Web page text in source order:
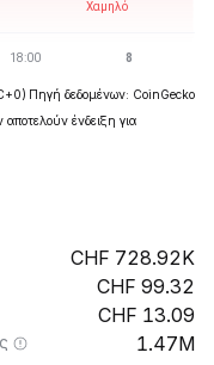
Πηγή δεδομένων: CoinGecko
ένδειξη για
728.92K
99.32
13.09
1.47M